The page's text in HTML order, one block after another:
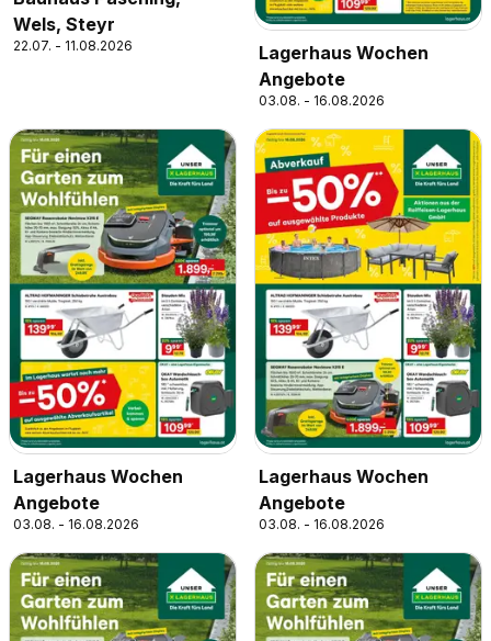
Wels, Steyr
22.07. - 11.08.2026
Lagerhaus Wochen
Angebote
03.08. - 16.08.2026
Lagerhaus Wochen
Angebote
03.08. - 16.08.2026
Lagerhaus Wochen
Angebote
03.08. - 16.08.2026